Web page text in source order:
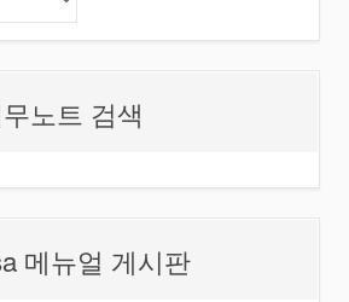
노트 검색
메뉴얼 게시판